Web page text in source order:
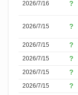
で
り
込
み
2026/7/16
2026/7/15
2026/7/15
2026/7/15
2026/7/15
2026/7/15